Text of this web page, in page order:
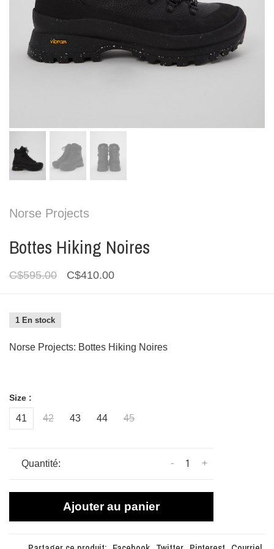
Norse Projects
Bottes Hiking Noires
C$595.00 C$410.00
1 En stock
Norse Projects: Bottes Hiking Noires
Size :
41 42 43 44 45
Quantité: +
-
Ajouter au panier